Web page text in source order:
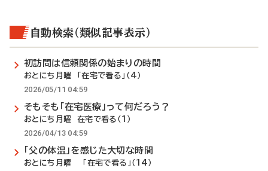
自動検索（類似記事表示）
初訪問は信頼関係の始まりの時間
おとにち月曜 「在宅で看る」（4）
2026/05/11 04:59
そもそも「在宅医療」って何だろう？
おとにち月曜 在宅で看る（1）
2026/04/13 04:59
「父の体温」を感じた大切な時間
おとにち月曜 「在宅で看る」（14）